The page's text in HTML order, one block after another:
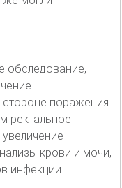
обследование,
стороне поражения.
ректальное
крови и мочи,
инфекции.